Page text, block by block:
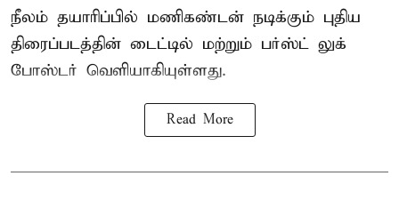
நீலம் தயாரிப்பில் மணிகண்டன் நடிக்கும் புதிய
திரைப்படத்தின் டைட்டில் மற்றும் பர்ஸ்ட் லுக்
போஸ்டர் வெளியாகியுள்ளது.
Read More